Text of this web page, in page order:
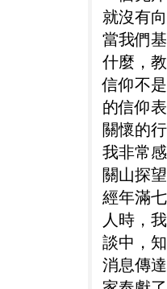
就沒有
當我們
什麼，
信仰不
的信仰
關懷的
我非常
關山探
經年滿
人時，
談中，
消息傳